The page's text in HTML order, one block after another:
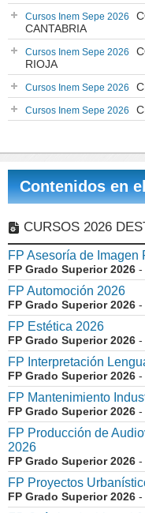
Cursos Inem Sepe 2026
CANTABRIA
Cursos Inem Sepe 2026
RIOJA
Cursos Inem Sepe 2026
Cursos Inem Sepe 2026
Contenidos en
CURSOS 2026
FP Asesoría de Imagen
FP Grado Superior 2026 -
FP Automoción 2026
FP Grado Superior 2026 -
FP Estética 2026
FP Grado Superior 2026 -
FP Interpretación
FP Grado Superior 2026 -
FP Mantenimiento
FP Grado Superior 2026 -
FP Producción de
2026
FP Grado Superior 2026 -
FP Proyectos
FP Grado Superior 2026 -